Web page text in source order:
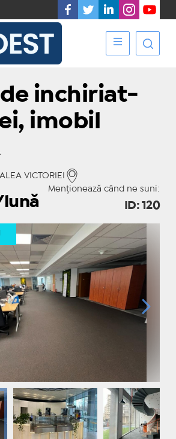
inchiriat-
imobil
VICTORIEI
Menționează când ne suni:
ID: 120